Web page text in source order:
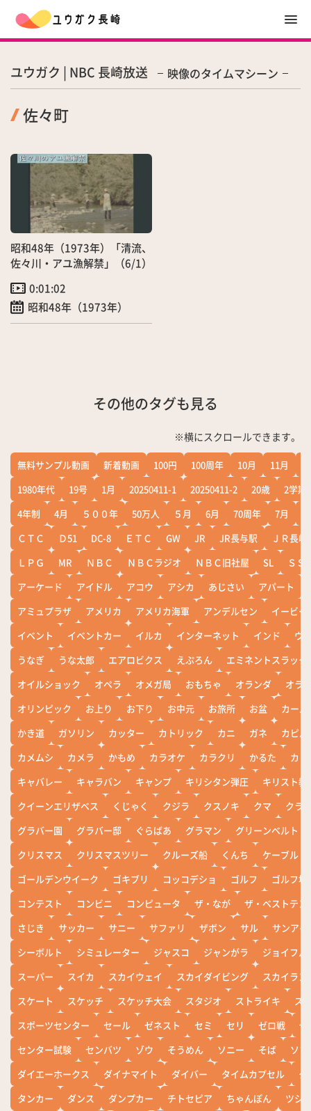
ユウガク | NBC 長崎放送 映像のタイムマシーン
佐々町
昭和48年（1973年）「清流、
佐々川・アユ漁解禁」（6/1）
0:01:02
昭和48年（1973年）
その他のタグも見る
※横にスクロールできます。
無料サンプル動画 新着動画 100円 100周年 10月 11月
1980年代
19号 1月 20250411-1 20250411-2 20歳
2学期
4年制
4月 ５００年 50万人 ５月 6月 70周年 7月
ＣＴＣ
Ｄ51 DC-8 ＥＴＣ GW JR JR長与駅
ＪＲ長崎
ＬＰＧ
MR ＮＢＣ ＮＢＣラジオ ＮＢＣ旧社屋 SL
ＳＳ
アーケード
アイドル アコウ アシカ あじさい アパート
アミュプラザ
アメリカ アメリカ海軍 アンデルセン
イービー
イベント
イベントカー イルカ インターネット インド
ウ
うなぎ
うな太郎 エアロビクス えぷろん
エミネントスラック
オイルショック
オペラ オメガ局 おもちゃ オランダ
オラ
オリンピック
お上り お下り お中元 お旅所 お盆
カー
かき道
ガソリン カッター カトリック カニ ガネ
カピバ
カメムシ
カメラ かもめ カラオケ カラクリ かるた
カレ
キャバレー
キャラバン キャンプ キリシタン弾圧
キリスト教
クイーンエリザベス
くじゃく クジラ クスノキ クマ
クラ
グラバー園
グラバー邸 ぐらばあ グラマン
グリーンベルト
クリスマス
クリスマスツリー クルーズ船 くんち
ケーブル
ゴールデンウイーク
ゴキブリ コッコデショ ゴルフ
ゴルフ場
コンテスト
コンビニ コンピュータ ザ・なが
ザ・ベストテン
さじき
サッカー サニー サファリ ザボン サル
サンアイ
シーボルト
シミュレーター ジャスコ ジャンがラ
ジョイフル
スーパー
スイカ スカイウェイ スカイダイビング
スカイラン
スケート
スケッチ スケッチ大会 スタジオ ストライキ
ス
スポーツセンター
セール ゼネスト セミ セリ ゼロ戦
ぜ
センター試験
センバツ ゾウ そうめん ソニー そば
ソ
ダイエーホークス
ダイナマイト ダイバー タイムカプセル
タ
タンカー
ダンス ダンプカー チトセピア ちゃんぽん
ツシ